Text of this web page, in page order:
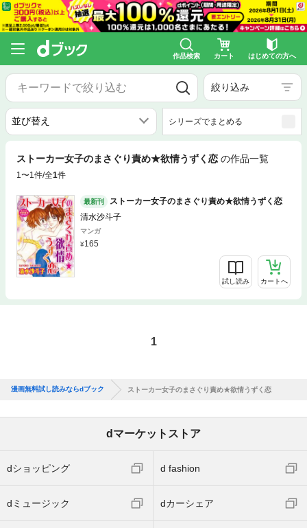
作品検索 カート はじめての方へ
絞り込み
シリーズでまとめる
ストーカー女子のまさぐり責め★欲情うずく恋 の作品一覧
1〜1件/全1件
最新刊
ストーカー女子のまさぐり責め★欲情うずく恋
清水沙斗子
マンガ
165
試し読み カートへ
1
漫画無料試し読みならdブック ストーカー女子のまさぐり責め★欲情うずく恋
dマーケットストア
dショッピング d fashion
dミュージック dカーシェア